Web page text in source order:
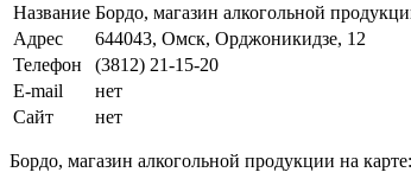
Название Бордо, магазин алкогольной
Адрес
644043, Омск, Орджоникидзе, 12
Телефон
(3812) 21-15-20
E-mail
нет
Сайт
нет
Бордо, магазин алкогольной продукции на карте: